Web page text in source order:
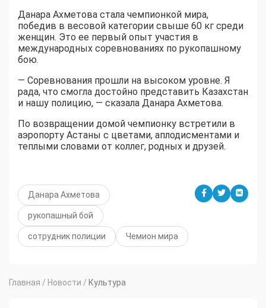
Данара Ахметова стала чемпионкой мира,
победив в весовой категории свыше 60 кг среди
женщин. Это ее первый опыт участия в
международных соревнованиях по рукопашному
бою.
— Соревнования прошли на высоком уровне. Я
рада, что смогла достойно представить Казахстан
и нашу полицию, — сказала Данара Ахметова.
По возвращении домой чемпионку встретили в
аэропорту Астаны с цветами, аплодисментами и
теплыми словами от коллег, родных и друзей.
Данара Ахметова
рукопашный бой
сотрудник полиции Чемион мира
Главная / Новости / Культура